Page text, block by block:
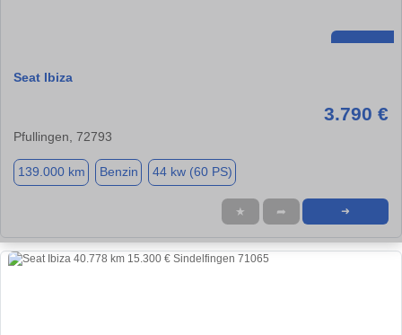
Seat Ibiza
3.790 €
Pfullingen, 72793
139.000 km Benzin 44 kw (60 PS)
★ ➦ ➜